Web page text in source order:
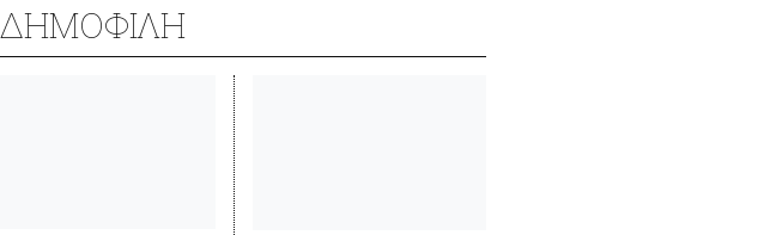
ΔΗΜΟΦΙΛΗ